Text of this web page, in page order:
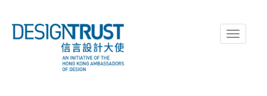
Toggle